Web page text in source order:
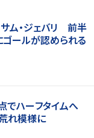
ム・ジェバリ 前半
ールが認められる
でハーフタイムへ
れ模様に